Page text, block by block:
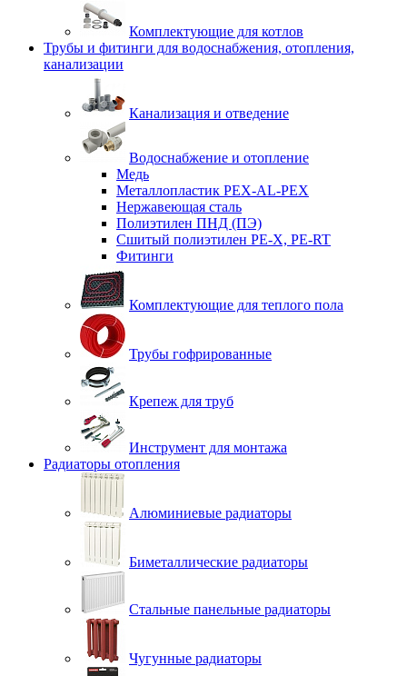
Комплектующие для котлов
Трубы и фитинги для водоснабжения, отопления,
канализации
Канализация и отведение
Водоснабжение и отопление
Медь
Металлопластик PEX-AL-PEX
Нержавеющая сталь
Полиэтилен ПНД (ПЭ)
Сшитый полиэтилен PE-X, PE-RT
Фитинги
Комплектующие для теплого пола
Трубы гофрированные
Крепеж для труб
Инструмент для монтажа
Радиаторы отопления
Алюминиевые радиаторы
Биметаллические радиаторы
Стальные панельные радиаторы
Чугунные радиаторы